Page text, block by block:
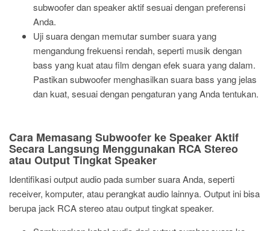
subwoofer dan speaker aktif sesuai dengan preferensi
Anda.
Uji suara dengan memutar sumber suara yang
mengandung frekuensi rendah, seperti musik dengan
bass yang kuat atau film dengan efek suara yang dalam.
Pastikan subwoofer menghasilkan suara bass yang jelas
dan kuat, sesuai dengan pengaturan yang Anda tentukan.
Cara Memasang Subwoofer ke Speaker Aktif
Secara Langsung Menggunakan RCA Stereo
atau Output Tingkat Speaker
Identifikasi output audio pada sumber suara Anda, seperti
receiver, komputer, atau perangkat audio lainnya. Output ini bisa
berupa jack RCA stereo atau output tingkat speaker.